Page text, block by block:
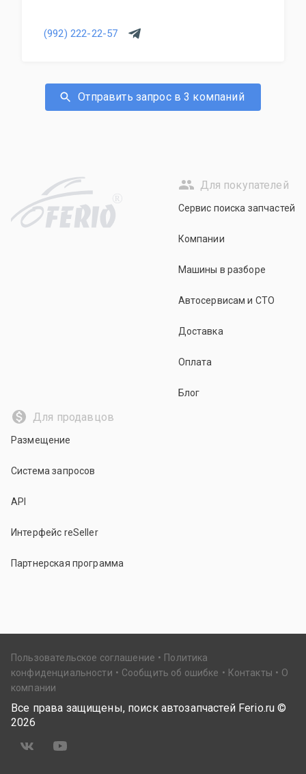
(992) 222-22-57
Отправить запрос в 3 компаний
R
Для покупателей
Сервис поиска запчастей
Компании
Машины в разборе
Автосервисам и СТО
Доставка
Оплата
Блог
Для продавцов
Размещение
Система запросов
API
Интерфейс reSeller
Партнерская программа
Пользовательское соглашение
Политика
конфиденциальности
Сообщить об ошибке Контакты
О
компании
Все права защищены, поиск автозапчастей Ferio.ru ©
2026